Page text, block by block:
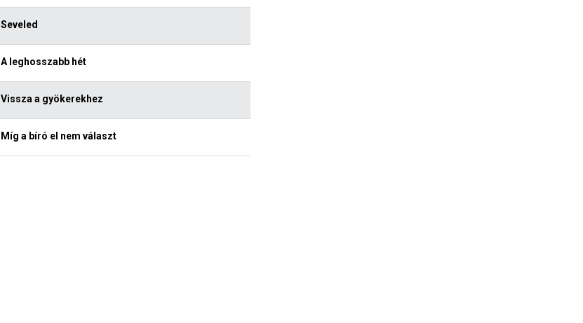
Seveled
A leghosszabb hét
Vissza a gyökerekhez
Míg a bíró el nem választ